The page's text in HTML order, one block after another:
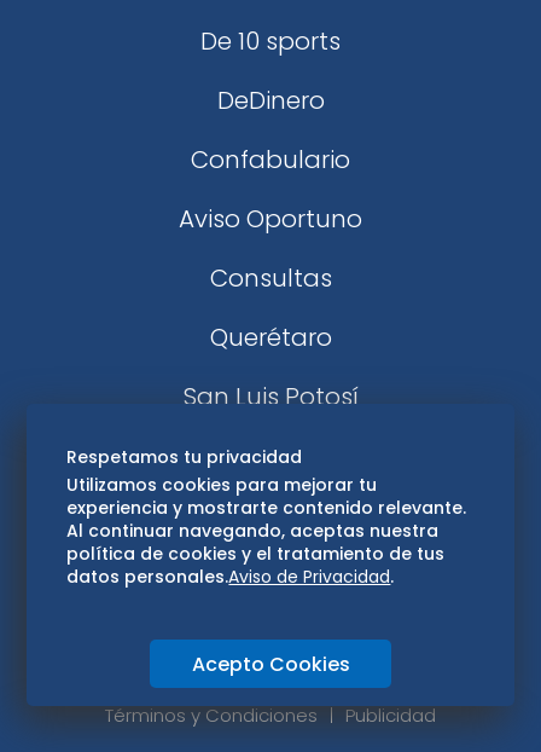
De 10 sports
DeDinero
Confabulario
Aviso Oportuno
Consultas
Querétaro
San Luis Potosí
Edomex
Consultas
Hidalgo
Oaxaca
Aviso de privacidad
Directorio
Términos y Condiciones
Publicidad
Respetamos tu privacidad
Utilizamos cookies para mejorar tu
experiencia y mostrarte contenido relevante.
Al continuar navegando, aceptas nuestra
política de cookies y el tratamiento de tus
datos personales.Aviso de Privacidad.
Acepto Cookies